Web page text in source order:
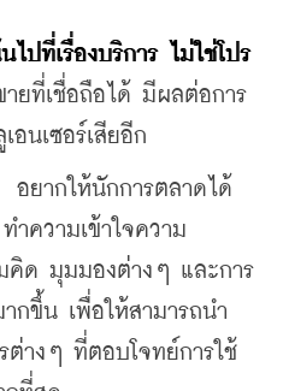
ไปที่เรื่องบริการ ไม่ใช่โปร
ยที่เชื่อถือได้ มีผลต่อการ
อนเซอร์เสียอีก
ากให้นักการตลาดได้
ำความเข้าใจความ
คิด มุมมองต่างๆ และการ
กขึ้น เพื่อให้สามารถนำ
างๆ ที่ตอบโจทย์การใช้